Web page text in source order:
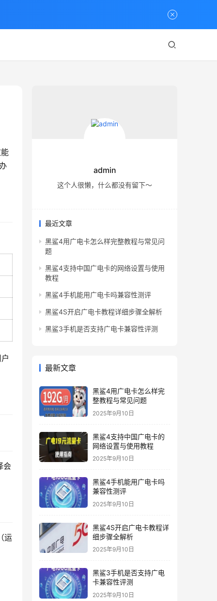
会
运
admin
这个人很懒，什么都没有留下～
最近文章
黑鲨4用广电卡怎么样完整教程与常见问
题
黑鲨4支持中国广电卡的网络设置与使用
教程
黑鲨4手机能用广电卡吗兼容性测评
黑鲨4S开启广电卡教程详细步骤全解析
黑鲨3手机是否支持广电卡兼容性评测
最新文章
黑鲨4用广电卡怎么样完
整教程与常见问题
2025年9月10日
黑鲨4支持中国广电卡的
网络设置与使用教程
2025年9月10日
黑鲨4手机能用广电卡吗
兼容性测评
2025年9月10日
黑鲨4S开启广电卡教程详
细步骤全解析
2025年9月10日
黑鲨3手机是否支持广电
卡兼容性评测
2025年9月10日